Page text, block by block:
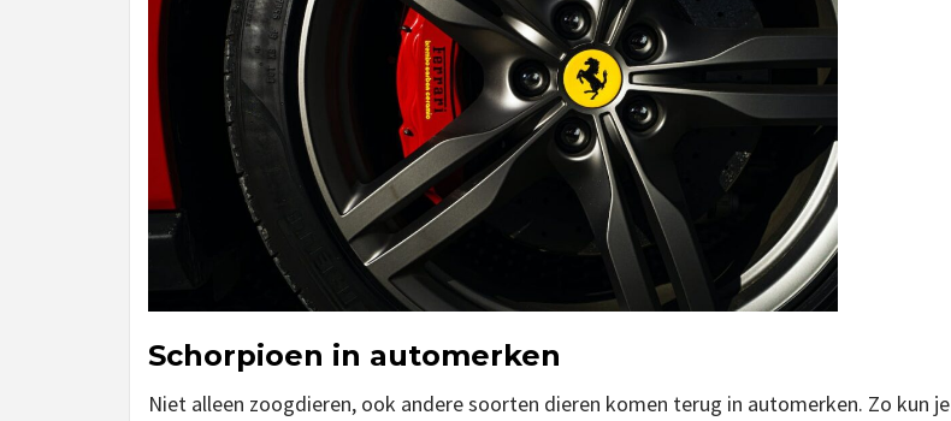
Schorpioen in automerken
Niet alleen zoogdieren, ook andere soorten dieren komen terug in automerken. Zo kun je